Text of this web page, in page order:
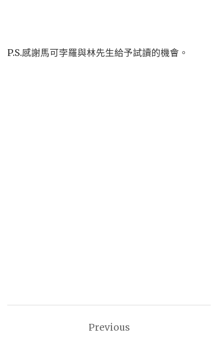
P.S.感謝馬可孛羅與林先生給予試讀的機會。
Previous